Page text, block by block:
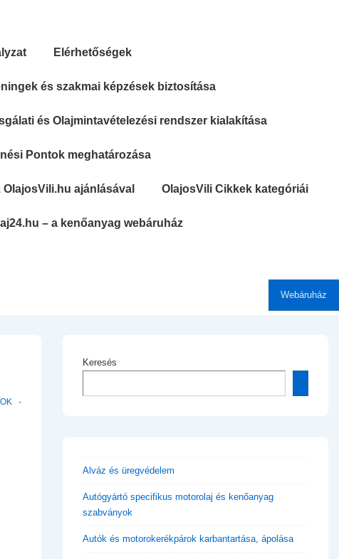
Elérhetőségek
és szakmai képzések biztosítása
és Olajmintavételezési rendszer kialakítása
Pontok meghatározása
OlajosVili.hu ajánlásával OlajosVili Cikkek kategóriái
– a kenőanyag webáruház
Webáruház
Keresés
Alváz és üregvédelem
Autógyártó specifikus motorolaj és kenőanyag
szabványok
Autók és motorokerékpárok karbantartása, ápolása